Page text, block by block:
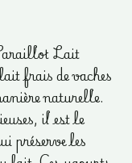
Lait
frais de vaches
naturelle.
il est le
préserve les